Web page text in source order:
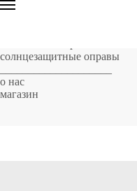
солнцезащитные оправы
о нас
магазин